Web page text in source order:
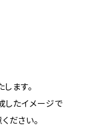
ます。
したイメージで
ださい。